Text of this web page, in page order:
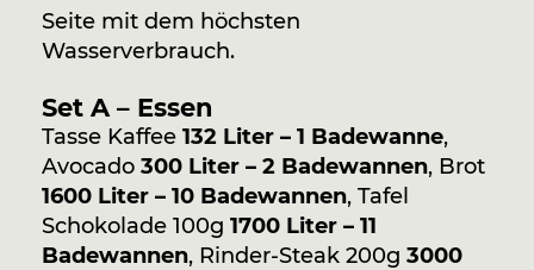
Seite mit dem höchsten
Wasserverbrauch.
Set A – Essen
Tasse Kaffee 132 Liter – 1 Badewanne,
Avocado 300 Liter – 2 Badewannen, Brot
1600 Liter – 10 Badewannen, Tafel
Schokolade 100g 1700 Liter – 11
Badewannen, Rinder-Steak 200g 3000